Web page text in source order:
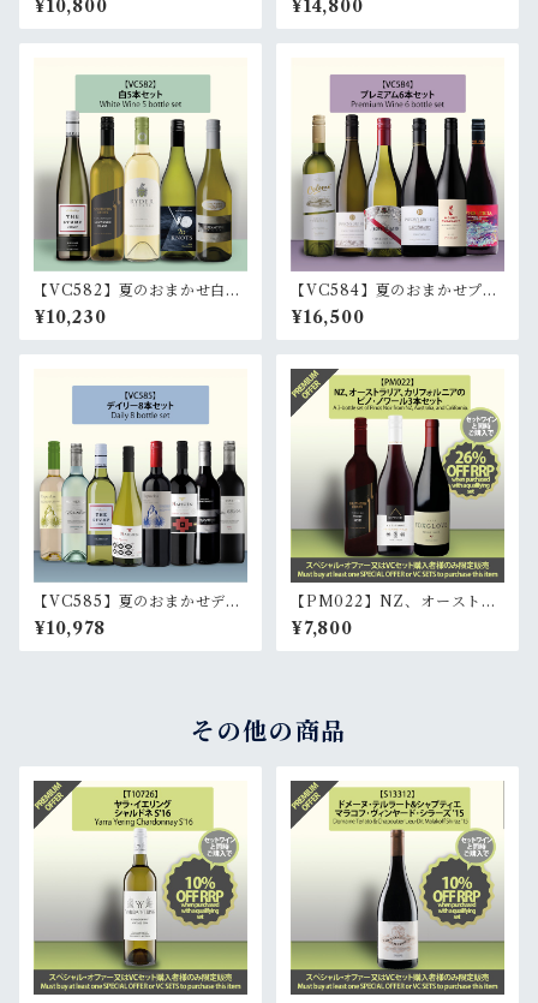
本)｜ 6 wines to inspire you
r wanderlust (3white, 3red)
¥10,800
本・赤3本)｜ 6 outstanding
cool-climate wines (3whit
¥14,800
【VC582】夏のおまかせ白5
本セット 5 bottle white set
¥10,230
【VC584】夏のおまかせプレ
ミアム赤白6本セット 6 bott
le mixed premium set
¥16,500
【VC585】夏のおまかせデイ
リー赤白8本セット 8 bottle
mixed daily set
¥10,978
【PM022】NZ、オーストラ
リア、カリフォルニアのピノ･
ノワール3本セット (赤3本) |
A 3-bottle set of Pinot Noi
¥7,800
その他の商品